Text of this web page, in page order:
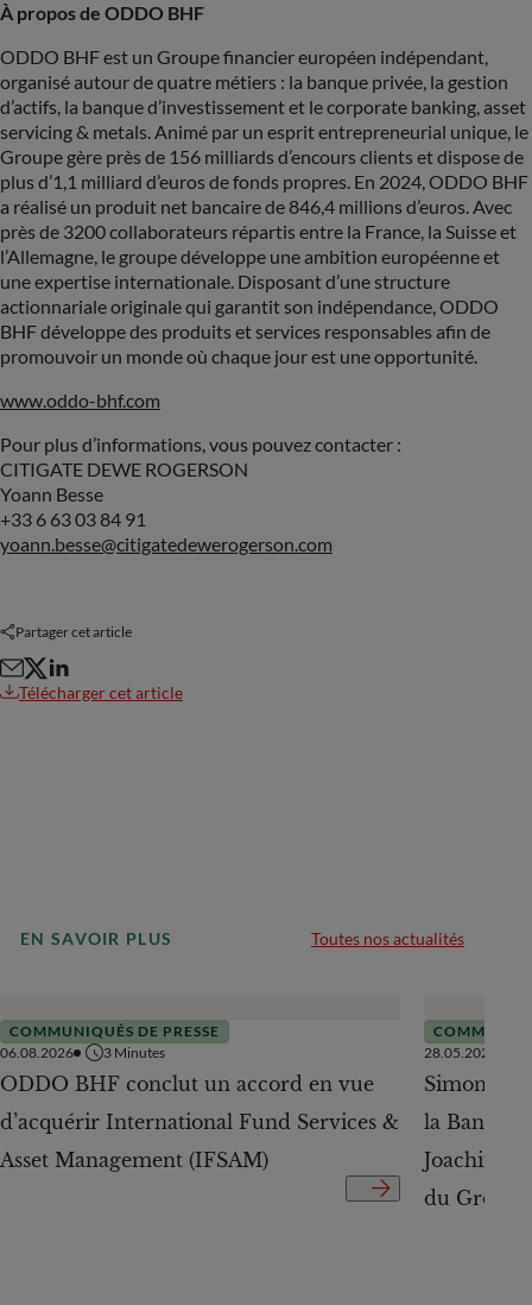
À propos de ODDO BHF
ODDO BHF est un Groupe financier européen indépendant,
organisé autour de quatre métiers : la banque privée, la gestion
d’actifs, la banque d’investissement et le corporate banking, asset
servicing & metals. Animé par un esprit entrepreneurial unique, le
Groupe gère près de 156 milliards d’encours clients et dispose de
plus d’1,1 milliard d’euros de fonds propres. En 2024, ODDO BHF
a réalisé un produit net bancaire de 846,4 millions d’euros. Avec
près de 3200 collaborateurs répartis entre la France, la Suisse et
l’Allemagne, le groupe développe une ambition européenne et
une expertise internationale. Disposant d’une structure
actionnariale originale qui garantit son indépendance, ODDO
BHF développe des produits et services responsables afin de
promouvoir un monde où chaque jour est une opportunité.
www.oddo-bhf.com
Pour plus d’informations, vous pouvez contacter :
CITIGATE DEWE ROGERSON
Yoann Besse
+33 6 63 03 84 91
yoann.besse@citigatedewerogerson.com
Partager cet article
Télécharger cet article
EN SAVOIR PLUS Toutes nos actualités
COMMUNIQUÉS DE PRESSE
06.08.2026
3 Minutes
ODDO BHF conclut un accord en vue
d’acquérir International Fund Services &
Asset Management (IFSAM)
28.05.2026
Simone
la Banque
Joachim
du